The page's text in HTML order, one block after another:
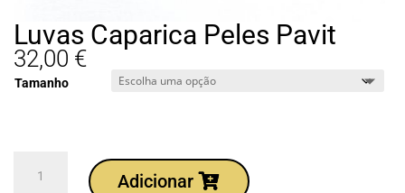
Luvas Caparica Peles Pavit
32,00 €
Tamanho
Adicionar